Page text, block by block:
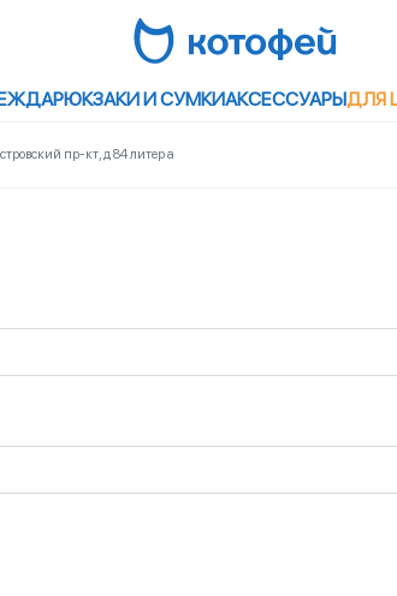
РЮКЗАКИ И СУМКИАКСЕССУАРЫДЛЯ
пр-кт, д 84 литер а